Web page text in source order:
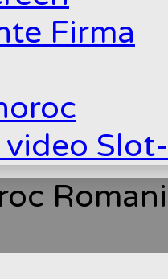
Firma